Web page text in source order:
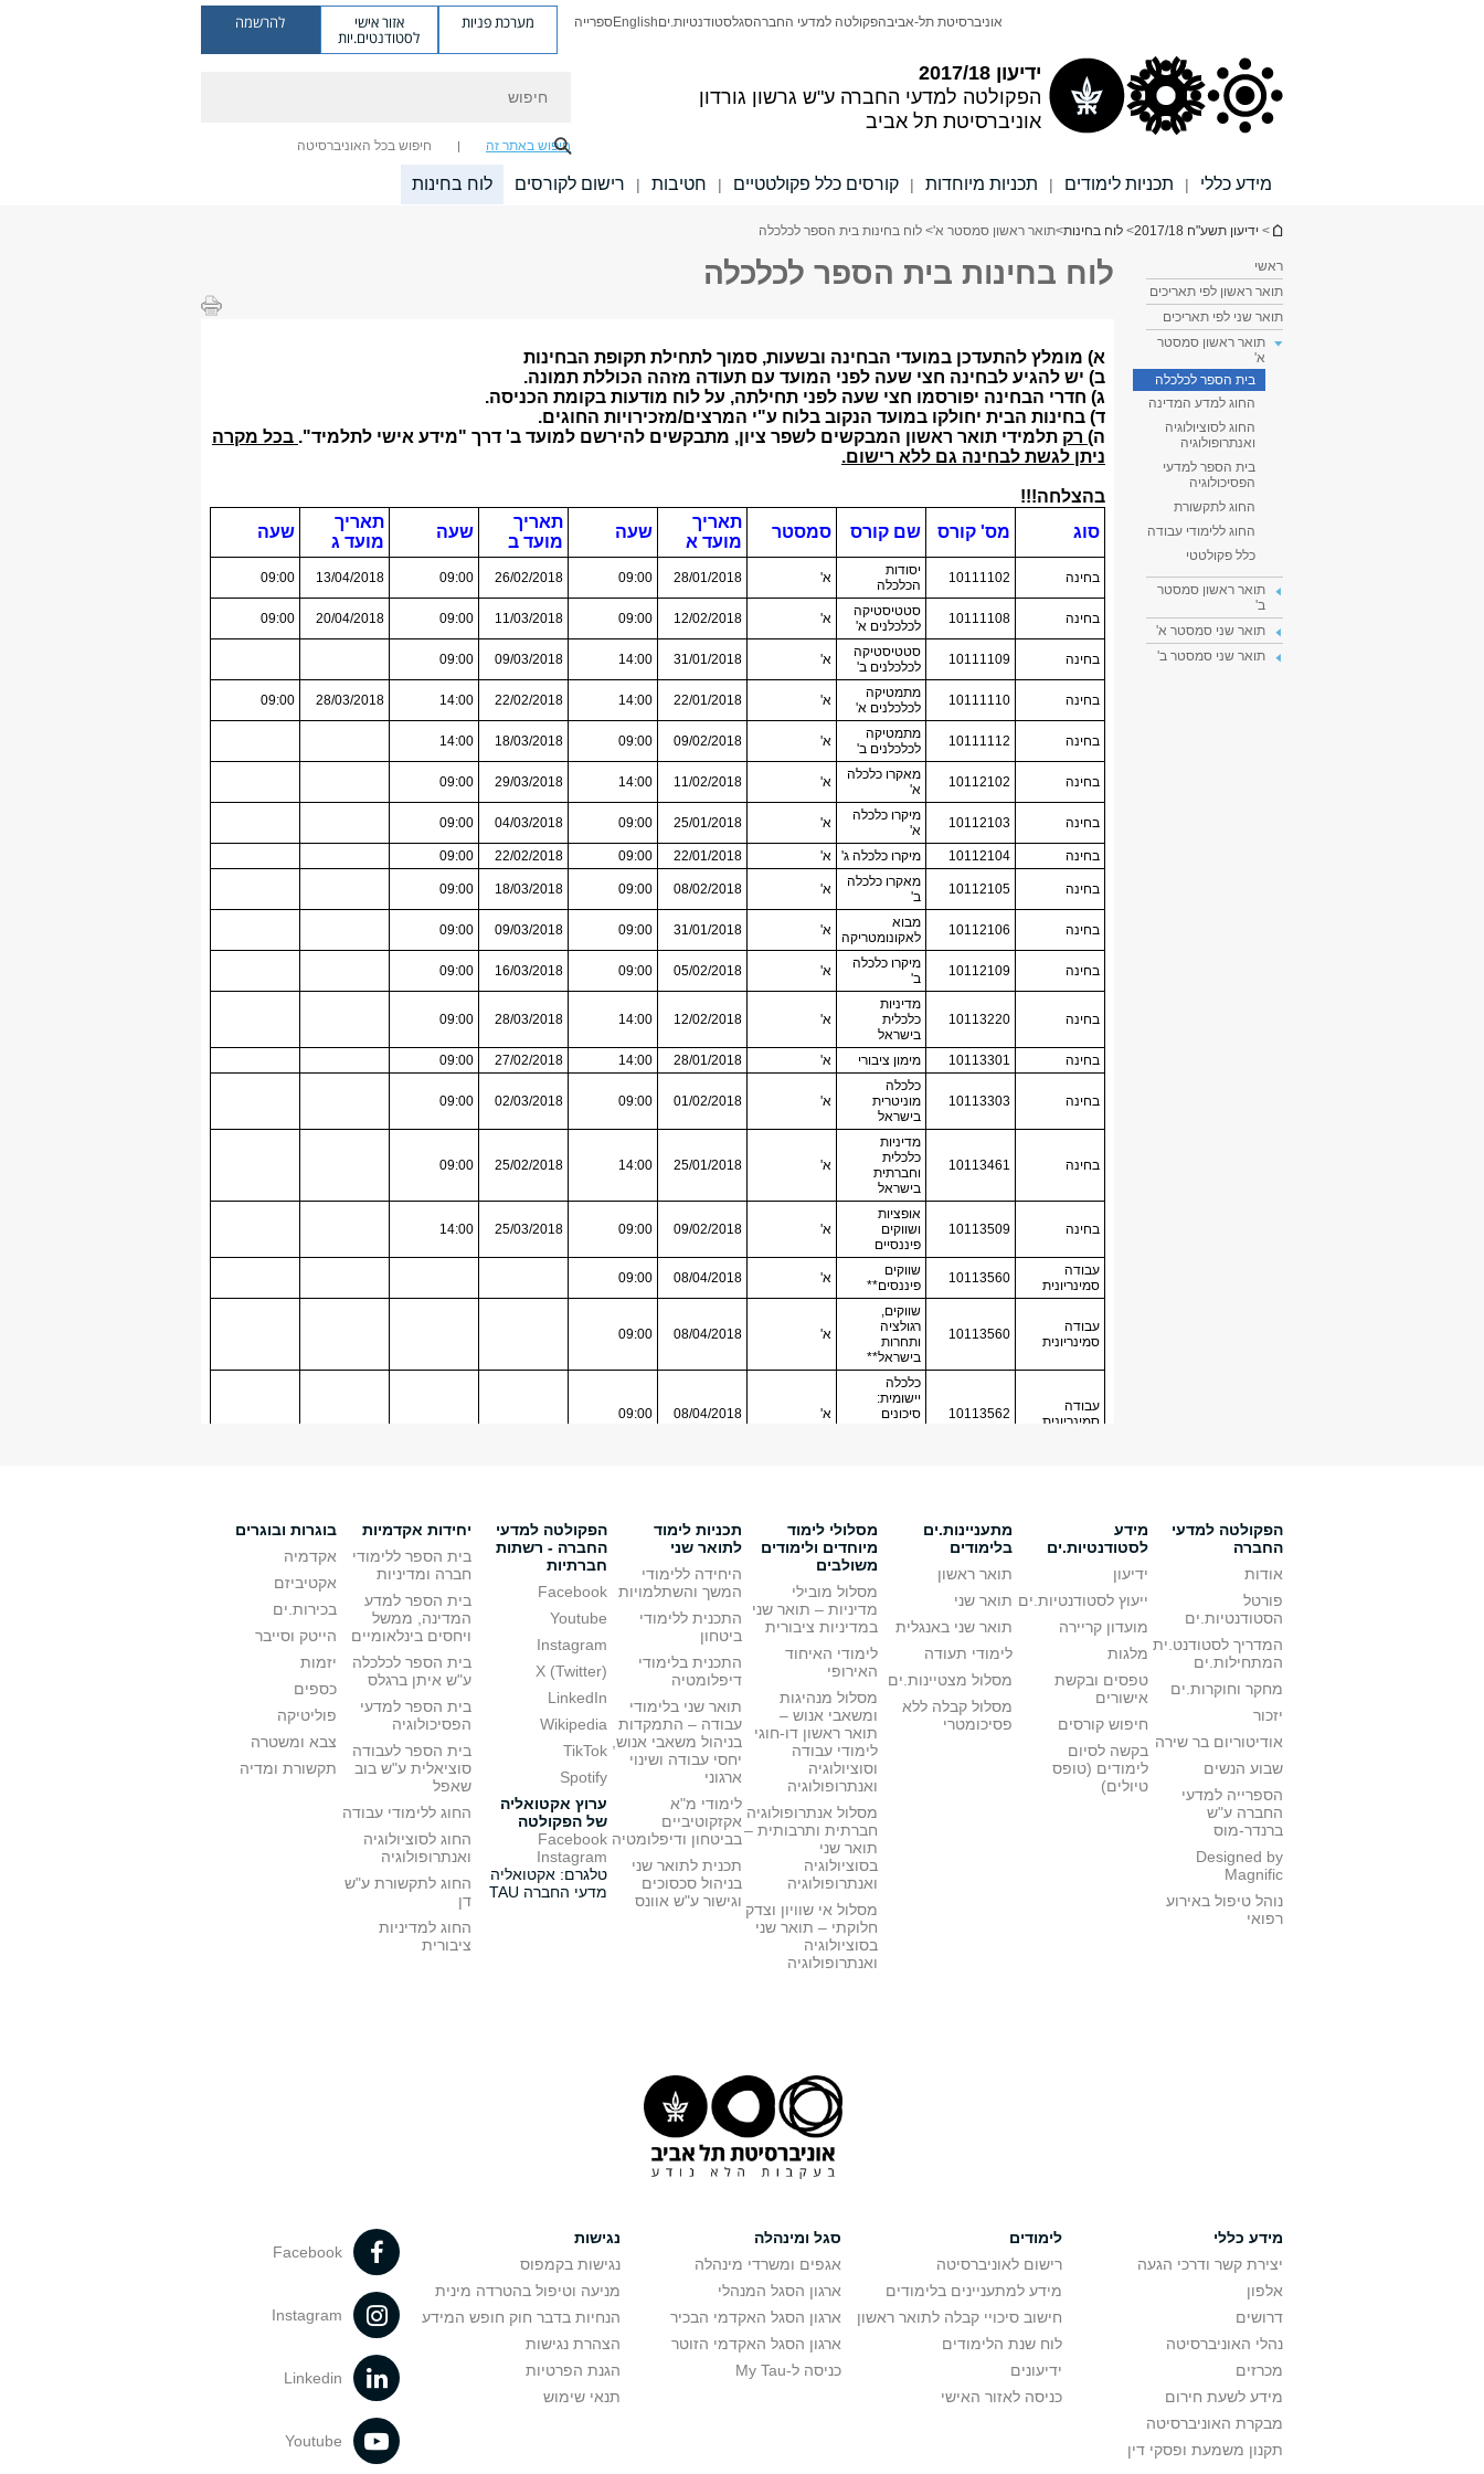
ידיעון 2017/18
הפקולטה למדעי החברה ע"ש גרשון גורדון
אוניברסיטת תל אביב
אוניברסיטת תל-אביבהפקולטה למדעי החברהסגלסטודנטיות.יםEnglishספרייה מערכת פניות אזור אישי
לסטודנטים.יות
להרשמה
חיפוש באתר זה חיפוש בכל האוניברסיטה
מידע כללי | תכניות לימודים | תכניות מיוחדות | קורסים כלל פקולטטיים | חטיבות | רישום לקורסים לוח בחינות
הינך נמצא כאן
> ידיעון תשע"ח 2017/18 > לוח בחינות>תואר ראשון סמסטר א'> לוח בחינות בית הספר לכלכלה
ראשי
תואר ראשון לפי תאריכים
תואר שני לפי תאריכים
תואר ראשון סמסטר
א'
בית הספר לכלכלה
החוג למדע המדינה
החוג לסוציולוגיה
ואנתרופולוגיה
בית הספר למדעי
הפסיכולוגיה
החוג לתקשורת
החוג ללימודי עבודה
כלל פקולטטי
תואר ראשון סמסטר
ב'
תואר שני סמסטר א'
תואר שני סמסטר ב'
לוח בחינות בית הספר לכלכלה
הפקולטה למדעי
החברה
אודות
פורטל
הסטודנטיות.ים
המדריך לסטודנט.ית
המתחילות.ים
מחקר וחוקרות.ים
יזכור
אודיטוריום בר שירה
שבוע הנשים
הספרייה למדעי
החברה ע"ש
ברנדר-מוס
Designed by
Magnific
נוהל טיפול באירוע
רפואי
מידע
לסטודנטיות.ים
ידיעון
ייעוץ לסטודנטיות.ים
מועדון קריירה
מלגות
טפסים ובקשת
אישורים
חיפוש קורסים
בקשה לסיום
לימודים (טופס
טיולים)
מתעניינות.ים
בלימודים
תואר ראשון
תואר שני
תואר שני באנגלית
לימודי תעודה
מסלול מצטיינות.ים
מסלול קבלה ללא
פסיכומטרי
מסלולי לימוד
מיוחדים ולימודים
משולבים
מסלול מובילי
מדיניות – תואר שני
במדיניות ציבורית
לימודי האיחוד
האירופי
מסלול מנהיגות
ומשאבי אנוש –
תואר ראשון דו-חוגי
לימודי עבודה
וסוציולוגיה
ואנתרופולוגיה
מסלול אנתרופולוגיה
חברתית ותרבותית –
תואר שני
בסוציולוגיה
ואנתרופולוגיה
מסלול אי שוויון וצדק
חלוקתי – תואר שני
בסוציולוגיה
ואנתרופולוגיה
תכניות לימוד
לתואר שני
היחידה ללימודי
המשך והשתלמויות
התכנית ללימודי
ביטחון
התכנית בלימודי
דיפלומטיה
תואר שני בלימודי
עבודה – התמקדות
בניהול משאבי אנוש,
יחסי עבודה ושינוי
ארגוני
לימודי מ"א
אקזקוטיביים
בביטחון ודיפלומטיה
תכנית לתואר שני
בניהול סכסוכים
וגישור ע"ש אוונס
הפקולטה למדעי
החברה - רשתות
חברתיות
Facebook
Youtube
Instagram
X (Twitter)
LinkedIn
Wikipedia
TikTok
Spotify
ערוץ אקטואליה
של הפקולטה
Facebook
Instagram
טלגרם: אקטואליה
מדעי החברה TAU
יחידות אקדמיות
בית הספר ללימודי
חברה ומדיניות
בית הספר למדע
המדינה, ממשל
ויחסים בינלאומיים
בית הספר לכלכלה
ע"ש איתן ברגלס
בית הספר למדעי
הפסיכולוגיה
בית הספר לעבודה
סוציאלית ע"ש בוב
שאפל
החוג ללימודי עבודה
החוג לסוציולוגיה
ואנתרופולוגיה
החוג לתקשורת ע"ש
דן
החוג למדיניות
ציבורית
בוגרות ובוגרים
אקדמיה
אקטיביזם
בכירות.ים
הייטק וסייבר
יזמות
כספים
פוליטיקה
צבא ומשטרה
תקשורת ומדיה
מידע כללי
יצירת קשר ודרכי הגעה
אלפון
דרושים
נהלי האוניברסיטה
מכרזים
מידע לשעת חירום
מבקרת האוניברסיטה
תקנון משמעת ופסקי דין
לימודים
רישום לאוניברסיטה
מידע למתעניינים בלימודים
חישוב סיכויי קבלה לתואר ראשון
לוח שנת הלימודים
ידיעונים
כניסה לאזור האישי
סגל ומינהלה
אגפים ומשרדי מינהלה
ארגון הסגל המנהלי
ארגון הסגל האקדמי הבכיר
ארגון הסגל האקדמי הזוטר
כניסה ל-My Tau
נגישות
נגישות בקמפוס
מניעה וטיפול בהטרדה מינית
הנחיות בדבר חוק חופש המידע
הצהרת נגישות
הגנת הפרטיות
תנאי שימוש
Facebook
Instagram
Linkedin
Youtube